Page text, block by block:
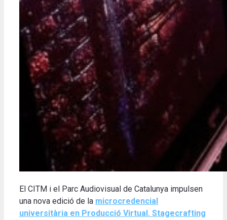
El CITM i el Parc Audiovisual de Catalunya impulsen
una nova edició de la microcredencial
universitària en Producció Virtual. Stagecrafting